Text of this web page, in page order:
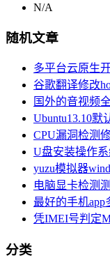
N/A
随机文章
多平台云原生
谷歌翻译修改
国外的音视频
Ubuntu13.10默
CPU漏洞检测
U盘安装操作系
yuzu模拟器
电脑显卡检测
最好的手机
凭IMEI号判定
分类